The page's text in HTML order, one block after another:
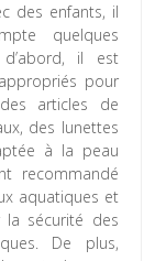
des enfants, il
quelques
d’abord, il est
pour
articles de
des lunettes
à la peau
recommandé
aquatiques et
la sécurité des
De plus,